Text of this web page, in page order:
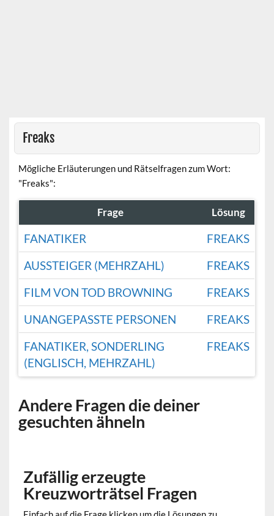
Freaks
Mögliche Erläuterungen und Rätselfragen zum Wort:
"Freaks":
Frage Lösung
FANATIKER
FREAKS
AUSSTEIGER (MEHRZAHL)
FREAKS
FILM VON TOD BROWNING
FREAKS
UNANGEPASSTE PERSONEN
FREAKS
FANATIKER, SONDERLING
(ENGLISCH, MEHRZAHL)
FREAKS
Andere Fragen die deiner
gesuchten ähneln
Zufällig erzeugte
Kreuzworträtsel Fragen